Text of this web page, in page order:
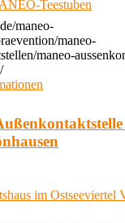
Teestuben
maneo-
maneo-
maneo-
im Ostseeviertel